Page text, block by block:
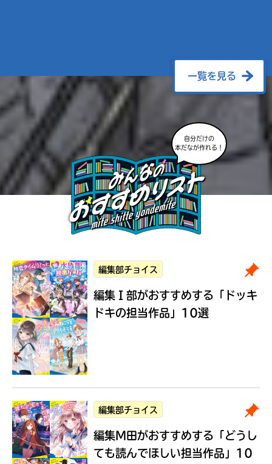
一覧を見る
自分だけの
本だなが作れる！
編集部チョイス
編集Ｉ部がおすすめする 「ドッキ
ドキの担当作品」10選
編集部チョイス
編集M田がおすすめする 「どうし
ても読んでほしい担当作品」10